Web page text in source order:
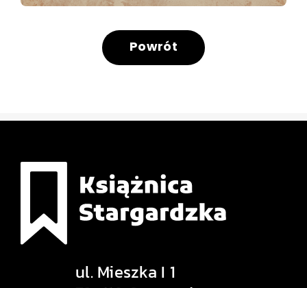
Powrót
ul. Mieszka I 1